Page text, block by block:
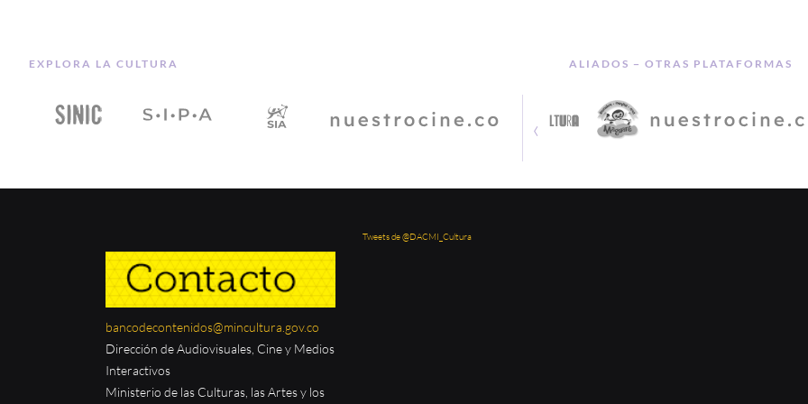
EXPLORA LA CULTURA ALIADOS − OTRAS PLATAFORMAS
‹
bancodecontenidos@mincultura.gov.co
Dirección de Audiovisuales, Cine y Medios
Interactivos
Ministerio de las Culturas, las Artes y los
Tweets de @DACMI_Cultura